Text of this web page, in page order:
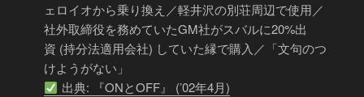
ェロイオから乗り換え／軽井沢の別荘周辺で使用／
社外取締役を務めていたGM社がスバルに20%出
資 (持分法適用会社) していた縁で購入／「文句のつ
けようがない」
出典: 『ONとOFF』 (’02年4月)